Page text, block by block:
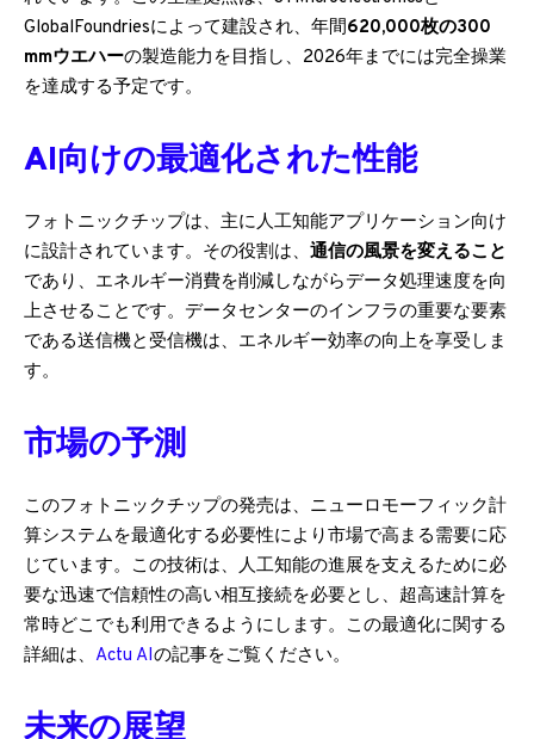
GlobalFoundriesによって建設され、年間620,000枚の300
mmウエハーの製造能力を目指し、2026年までには完全操業
を達成する予定です。
AI向けの最適化された性能
フォトニックチップは、主に人工知能アプリケーション向け
に設計されています。その役割は、 通信の風景を変えること
であり、エネルギー消費を削減しながらデータ処理速度を向
上させることです。データセンターのインフラの重要な要素
である送信機と受信機は、エネルギー効率の向上を享受しま
す。
市場の予測
このフォトニックチップの発売は、ニューロモーフィック計
算システムを最適化する必要性により市場で高まる需要に応
じています。この技術は、人工知能の進展を支えるために必
要な迅速で信頼性の高い相互接続を必要とし、超高速計算を
常時どこでも利用できるようにします。この最適化に関する
詳細は、 Actu AIの記事をご覧ください。
未来の展望